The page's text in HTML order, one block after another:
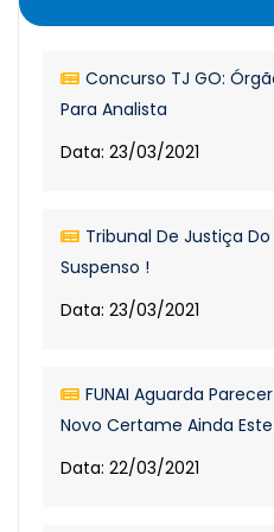
Concurso TJ GO:
Para Analista
Data: 23/03/2021
Tribunal De Justiça
Suspenso !
Data: 23/03/2021
FUNAI Aguarda
Novo Certame Ainda
Data: 22/03/2021